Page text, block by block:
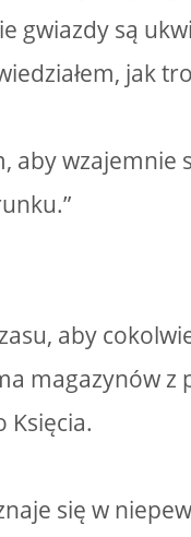
gwiazdy są
jak
aby
aby
magazynów z
Księcia.
się w